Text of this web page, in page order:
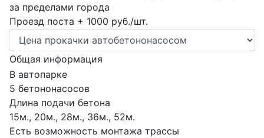
за пределами города
Проезд поста + 1000 руб./шт.
Общая информация
В автопарке
5 бетононасосов
Длина подачи бетона
15м., 20м., 28м., 36м., 52м.
Есть возможность монтажа трассы